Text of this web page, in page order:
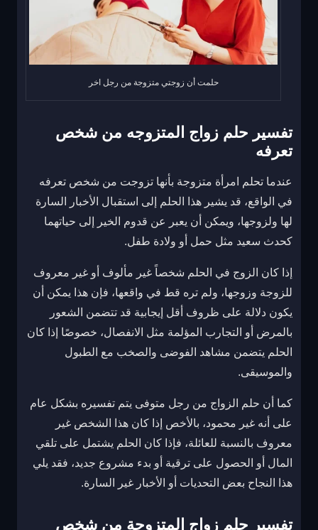
حلمت أن زوجتي متزوجة من رجل اخر
تفسير حلم زواج المتزوجه من شخص
تعرفه
عندما تحلم امرأة متزوجة بأنها تزوجت من شخص تعرفه
في الواقع، قد يشير هذا الحلم إلى استقبال الأخبار السارة
لها ولزوجها، ويمكن أن يعبر عن قدوم الخير إلى حياتهما
كحدث سعيد مثل حمل أو ولادة طفل.
إذا كان الزوج في الحلم شخصاً غير مألوف أو غير معروف
للزوجة وزوجها، ولم تره قط في واقعها، فإن هذا يمكن أن
يكون دلالة على ظروف أقل إيجابية قد تتضمن الشعور
بالمرض أو التجارب المؤلمة مثل الانفصال، خصوصًا إذا كان
الحلم يتضمن مشاهد الفوضى والصخب مع الطبول
والموسيقى.
كما أن حلم الزواج من رجل متوفى يتم تفسيره بشكل عام
على أنه غير محمود، بالأخص إذا كان هذا الشخص غير
معروف بالنسبة للعائلة، فإذا كان الحلم يشتمل على تلقي
المال أو الحصول على ترقية أو بدء مشروع جديد، فقد يلي
هذا النجاح بعض التحديات أو الأخبار غير السارة.
تفسير حلم زواج المتزوجة من شخص